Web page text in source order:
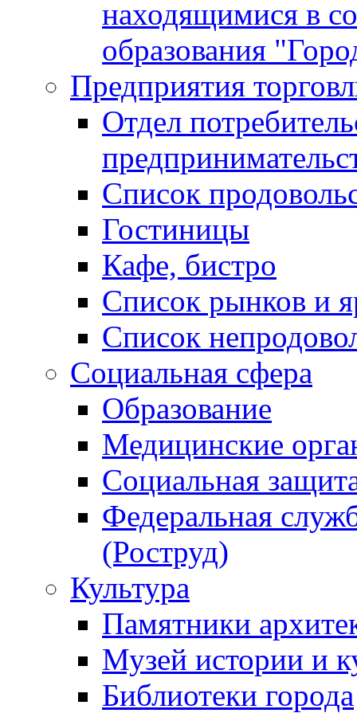
находящимися в
образования
Предприятия
Отдел
Список
Гостиницы
Кафе, бистро
Cписок рынков и
Список
Социальная сфера
Образование
Медицинские
Социальная
Федеральная
(Роструд)
Культура
Памятники
Музей истории и
Библиотеки города